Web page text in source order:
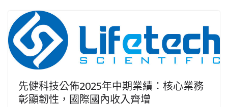
先健科技公佈2025年中期業績：核心業務
彰顯韌性，國際國內收入齊增